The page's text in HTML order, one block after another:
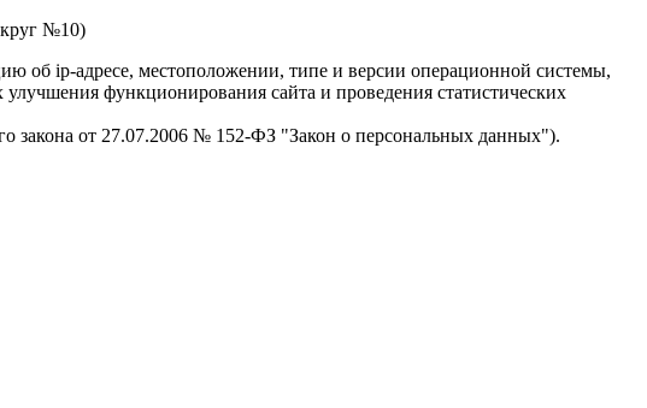
об ip-адресе, местоположении, типе и версии операционной системы,
улучшения функционирования сайта и проведения статистических
закона от 27.07.2006 № 152-ФЗ "Закон о персональных данных").